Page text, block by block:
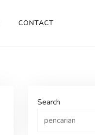
CONTACT
Search